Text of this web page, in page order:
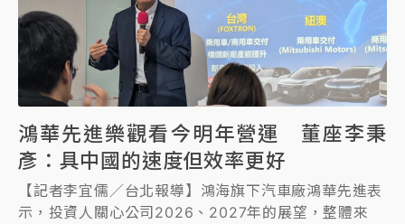
鴻華先進樂觀看今明年營運 董座李秉
彥：具中國的速度但效率更好
【記者李宜儒／台北報導】鴻海旗下汽車廠鴻華先進表
示，投資人關心公司2026、2027年的展望，整體來